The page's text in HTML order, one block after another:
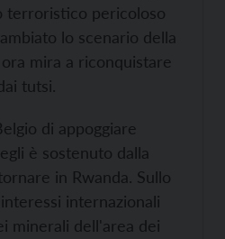
terroristico pericoloso
lo scenario della
mira a riconquistare
tutsi.
di appoggiare
è sostenuto dalla
in Rwanda. Sullo
internazionali
minerali dell'area dei